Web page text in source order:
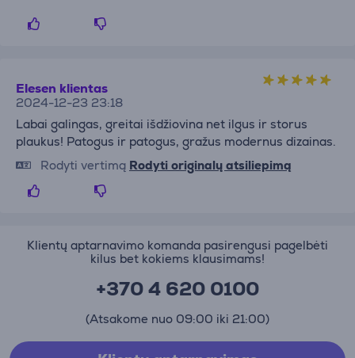
Elesen klientas
2024-12-23 23:18
Labai galingas, greitai išdžiovina net ilgus ir storus
plaukus! Patogus ir patogus, gražus modernus dizainas.
Rodyti vertimą Rodyti originalų atsiliepimą
Klientų aptarnavimo komanda pasirengusi pagelbėti
kilus bet kokiems klausimams!
+370 4 620 0100
(Atsakome nuo 09:00 iki 21:00)